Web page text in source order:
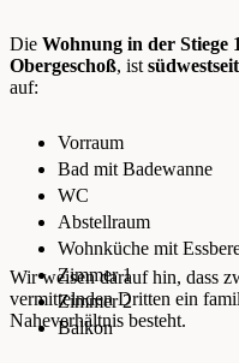
Die Wohnung in der Stiege
Obergeschoß, ist
auf:
Vorraum
Bad mit Badewanne
WC
Abstellraum
Wohnküche mit
Zimmer 1
Zimmer 2
Balkon
Wir weisen darauf hin, dass
vermittelnden Dritten ein
Naheverhältnis besteht.